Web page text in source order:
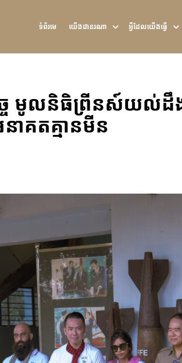
ទំ​ព័រ​មេ យើង​ជា​នរណា អ្វីដែលយើងធ្វើ
ច មូលនិធិព្រីនស៍យល់ដឹ
នាគតគ្មានមីន